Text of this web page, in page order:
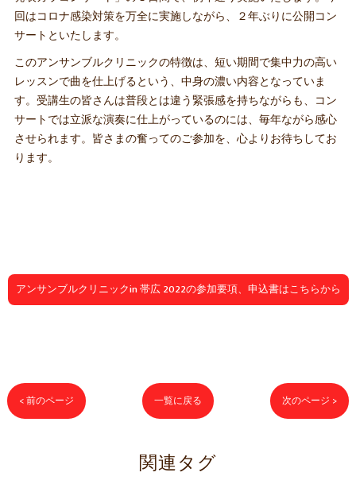
回はコロナ感染対策を万全に実施しながら、２年ぶりに公開コン
サートといたします。
このアンサンブルクリニックの特徴は、短い期間で集中力の高い
レッスンで曲を仕上げるという、中身の濃い内容となっていま
す。受講生の皆さんは普段とは違う緊張感を持ちながらも、コン
サートでは立派な演奏に仕上がっているのには、毎年ながら感心
させられます。皆さまの奮ってのご参加を、心よりお待ちしてお
ります。
アンサンブルクリニックin 帯広 2022の参加要項、申込書はこちらから
< 前のページ 一覧に戻る 次のページ >
関連タグ